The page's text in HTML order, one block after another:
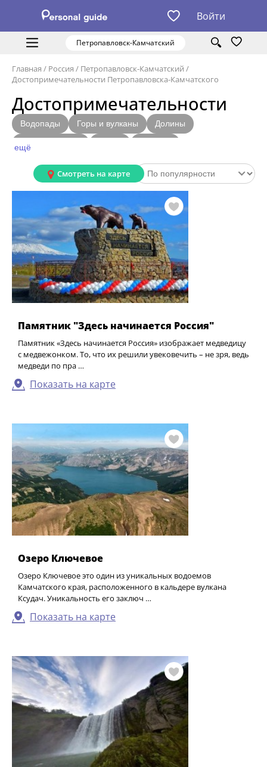
Войти
Петропавловск-Камчатский
Главная / Россия / Петропавловск-Камчатский /
Достопримечательности Петропавловска-Камчатского
Достопримечательности
Водопады Горы и вулканы Долины
Бухты и заливы
Скульптуры и памятники Природные парки
ещё
Смотреть на карте
Памятник "Здесь начинается Россия"
Памятник «Здесь начинается Россия» изображает медведицу
с медвежонком. То, что их решили увековечить – не зря, ведь
медведи по пра …
Показать на карте
Озеро Ключевое
Озеро Ключевое это один из уникальных водоемов
Камчатского края, расположенного в кальдере вулкана
Ксудач. Уникальность его заключ …
Показать на карте